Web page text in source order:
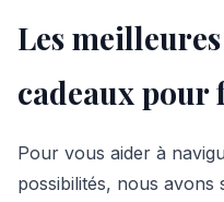
Les
cadeaux pour
Pour vous aider à
possibilités, nous avons